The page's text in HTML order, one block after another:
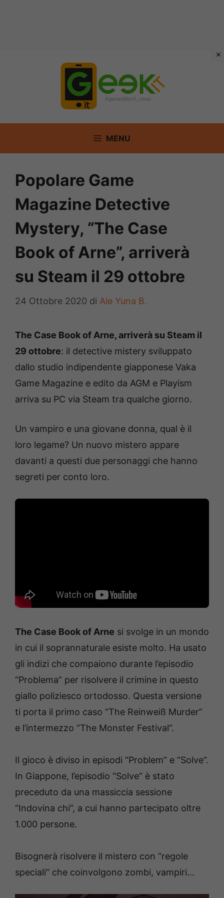
MENU
Popolare Game
Magazine Detective
Mystery, “The Case
Book of Arne”, arriverà
su Steam il 29 ottobre
24 Ottobre 2020 di Ale Yuna B.
The Case Book of Arne, arriverà su Steam il
29 ottobre: il detective mistery sviluppato
dallo studio indipendente giapponese Vaka
Game Magazine e edito da AGM e Playism
arriva su PC via Steam tra qualche giorno.
Un vampiro e una giovane donna, qual è il
loro legame? Un nuovo mistero appare
davanti a questi due personaggi che hanno
segreti per conto loro.
The Case Book of Arne si svolge in un mondo
in cui il soprannaturale esiste molto. Ha usato
gli indizi che compaiono durante l’episodio
“Problema” per risolvere il crimine in questo
giallo poliziesco ortodosso. Questa versione
ti porta il primo caso “The Reinweiß Murder”
e l’intermezzo “The Monster Festival”.
Il gioco è diviso in episodi “Problem” e “Solve”.
In Giappone, l’episodio “Solve” è stato
preceduto da una massiccia sessione
“Indovina chi”, a cui hanno partecipato oltre
1.000 persone.
Bisognerà risolvere il mistero con “regole
speciali” che coinvolgono zombi, vampiri…